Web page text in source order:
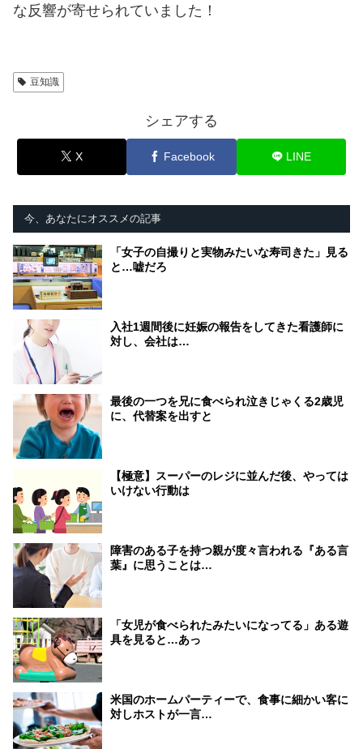
な反響が寄せられていました！
豆知識
シェアする
X Facebook LINE
今、あなたにオススメの記事
「女子の自撮りと実物みたいな寿司きた」見る
と…嘘だろ
入社1週間後に妊娠の報告をしてきた看護師に
対し、会社は…
最後の一つを兄に食べられ泣きじゃくる2歳児
に、代替案を出すと
【極意】スーパーのレジに並んだ後、やっては
いけない行動は
障害のある子を持つ親が度々言われる『ある言
葉』に思うことは…
「女児が食べられたみたいになってる」ある遊
具を見ると…あっ
米国のホームパーティーで、食事に細かい客に
対しホストが一言…